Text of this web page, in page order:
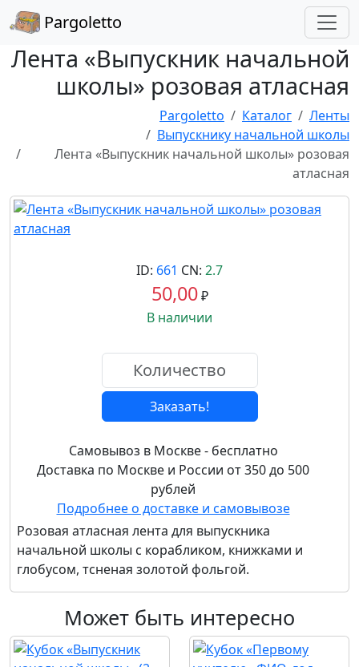
Pargoletto
Лента «Выпускник начальной
школы» розовая атласная
Pargoletto Каталог
Ленты
Выпускнику начальной школы
Лента «Выпускник начальной школы» розовая
атласная
ID: 661 CN: 2.7
50,00₽
В наличии
Заказать!
Самовывоз в Москве - бесплатно
Доставка по Москве и России от 350 до 500
рублей
Подробнее о доставке и самовывозе
Розовая атласная лента для выпускника
начальной школы с корабликом, книжками и
глобусом, тсненая золотой фольгой.
Может быть интересно